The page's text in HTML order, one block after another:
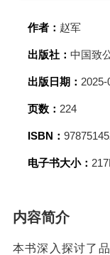
作者： 赵军
出版社： 中国致
出版日期： 2025-
页数： 224
ISBN：
电子书大小：
内容简介
本书深入探讨了